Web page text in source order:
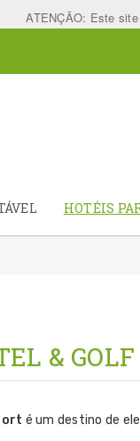
ATENÇÃO: Este
HOTÉIS
&
é um destino de